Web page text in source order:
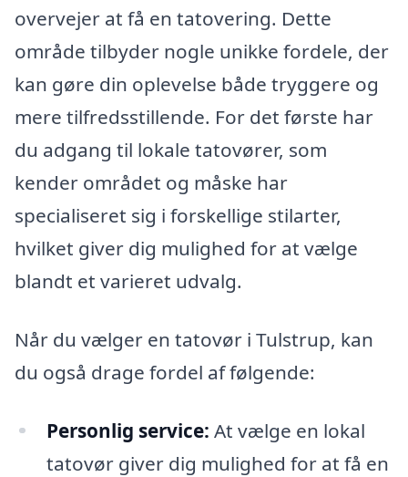
overvejer at få en tatovering. Dette
område tilbyder nogle unikke fordele, der
kan gøre din oplevelse både tryggere og
mere tilfredsstillende. For det første har
du adgang til lokale tatovører, som
kender området og måske har
specialiseret sig i forskellige stilarter,
hvilket giver dig mulighed for at vælge
blandt et varieret udvalg.
Når du vælger en tatovør i Tulstrup, kan
du også drage fordel af følgende:
Personlig service: At vælge en lokal
tatovør giver dig mulighed for at få en